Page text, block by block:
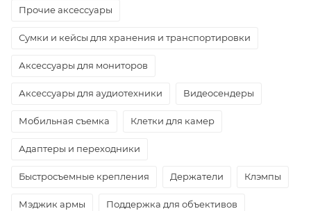
Прочие аксессуары
Сумки и кейсы для хранения и транспортировки
Аксессуары для мониторов
Аксессуары для аудиотехники Видеосендеры
Мобильная съемка Клетки для камер
Адаптеры и переходники
Быстросъемные крепления Держатели Клэмпы
Мэджик армы Поддержка для объективов